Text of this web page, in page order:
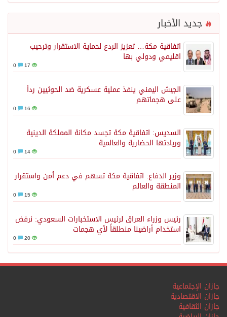
جديد الأخبار
اتفاقية مكة… تعزيز الردع لحماية الاستقرار وترحيب
اقليمي ودولي بها
17
الجيش اليمني ينفذ عملية عسكرية ضد الحوثيين رداً
على هجماتهم
16
السديس: اتفاقية مكة تجسد مكانة المملكة الدينية
وريادتها الحضارية والعالمية
14
وزير الدفاع: اتفاقية مكة تسهم في دعم أمن واستقرار
المنطقة والعالم
15
رئيس وزراء العراق لرئيس الاستخبارات السعودي: نرفض
استخدام أراضينا منطلقاً لأي هجمات
20
جازان الإجتماعية
جازان الاقتصادية
جازان الثقافية